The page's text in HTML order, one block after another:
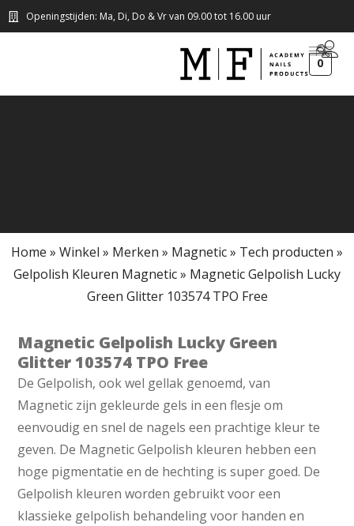
Openingstijden: Ma, Di, Do & Vr van 09.00 tot 16.00 uur
0
Home » Winkel » Merken » Magnetic» Tech producten »
Gelpolish Kleuren Magnetic» Magnetic Gelpolish Lucky
Green Glitter 103574 TPO Free
Magnetic Gelpolish Lucky Green
Glitter 103574 TPO Free
De Gelpolish, ook wel gellak genoemd, van
Magnetic zijn gekleurde gels in een flesje om
eenvoudig en snel de nagels een prachtige kleur te
geven. De Magnetic Gelpolish kleuren hebben een
hoge pigmentatie en de hechting is super goed. De
Gelpolish kleuren worden gebruikt voor een
klassieke gelpolish behandeling voor handen en